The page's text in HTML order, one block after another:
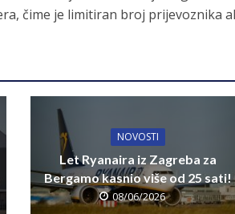
čime je limitiran broj prijevoznika
NOVOSTI
Let Ryanaira iz Zagreba za
Bergamo kasnio više od 25 sati!
08/06/2026